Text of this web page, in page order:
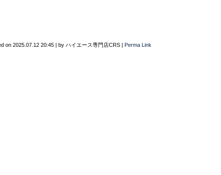
on 2025.07.12 20:45 by ハイエース専門店CRS Perma Link